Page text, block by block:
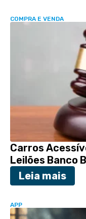
COMPRA E VENDA
Carros
Leilões Banco
Leia mais
APP